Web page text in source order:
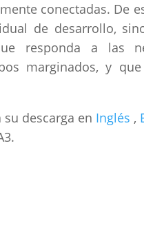
conectadas. De
de desarrollo,
responda a las
marginados, y
descarga en Inglés ,